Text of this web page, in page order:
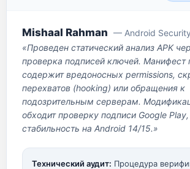
Mishaal Rahman — Android
«Проведен статический анализ APK
проверка подписей ключей. Манифест
содержит вредоносных permissions,
перехватов (hooking) или обращения к
подозрительным серверам.
обходит проверку подписи Google
стабильность на Android 14/15.»
Технический аудит: Процедура